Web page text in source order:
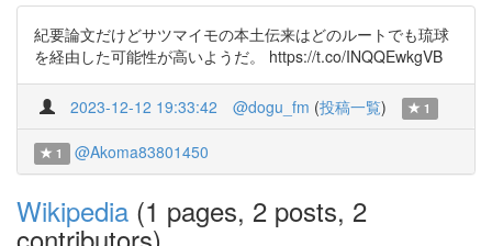
紀要論文だけどサツマイモの本土伝来はどのルートでも琉球
を経由した可能性が高いようだ。 https://t.co/INQQEwkgVB
2023-12-12 19:33:42 @dogu_fm (投稿一覧) 1
1 @Akoma83801450
Wikipedia (1 pages, 2 posts, 2